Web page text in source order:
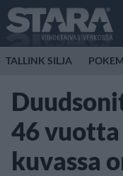
TALLINK SILJA
46
kuvassa